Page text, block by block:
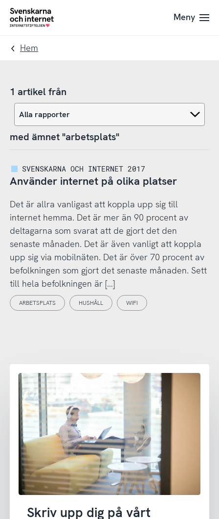
Till
navigation
Till
innehåll
To
Meny
Hem
1 artikel från
med ämnet "arbetsplats"
SVENSKARNA OCH INTERNET 2017
Använder internet på olika platser
Det är allra vanligast att koppla upp sig till
internet hemma. Det är mer än 90 procent av
deltagarna som svarat att de gjort det den
senaste månaden. Det är även vanligt att koppla
upp sig via mobilnäten. Det är över 70 procent av
befolkningen som gjort det senaste månaden. Sett
till hela befolkningen är […]
ARBETSPLATS HUSHÅLL WIFI
Skriv upp dig på vårt